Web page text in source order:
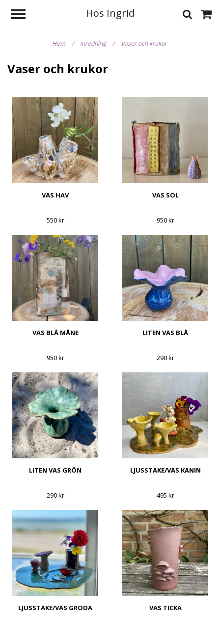
Hos Ingrid
Hem / Inredning / Vaser och krukor
Vaser och krukor
VAS HAV
550 kr
VAS SOL
950 kr
VAS BLÅ MÅNE
950 kr
LITEN VAS BLÅ
290 kr
LITEN VAS GRÖN
290 kr
LJUSSTAKE/VAS KANIN
495 kr
LJUSSTAKE/VAS GRODA VAS TICKA